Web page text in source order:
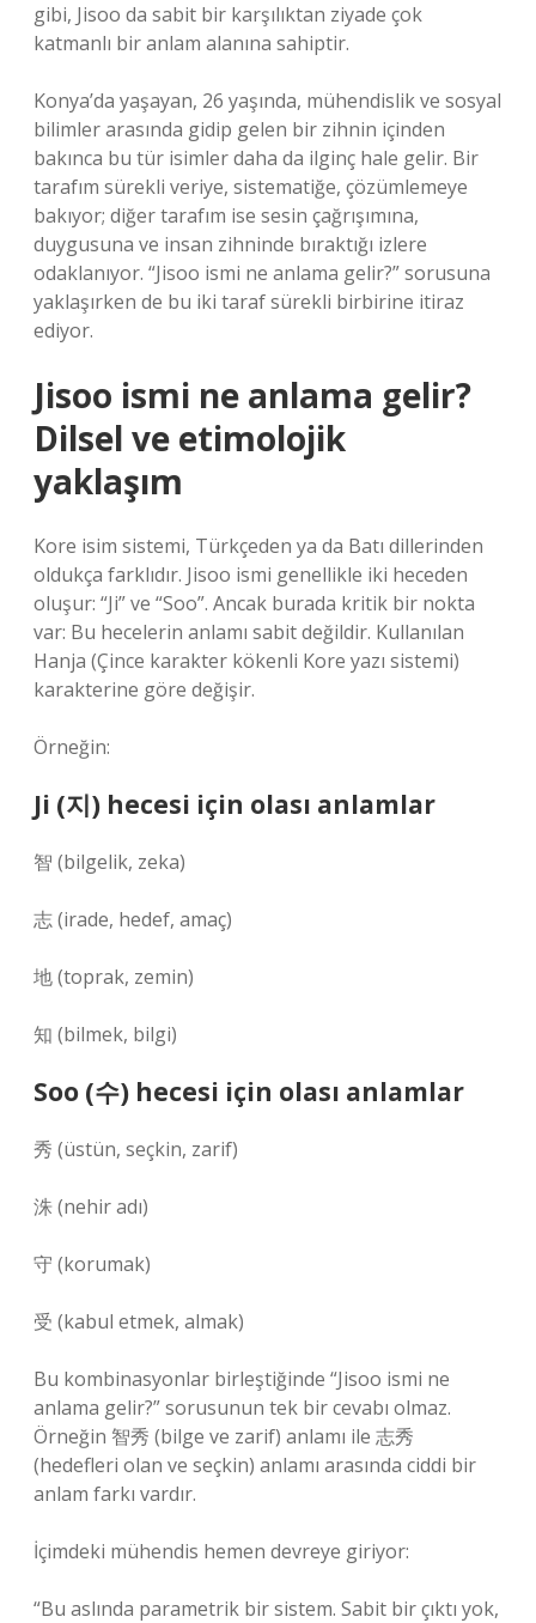
gibi, Jisoo da sabit bir karşılıktan ziyade çok
katmanlı bir anlam alanına sahiptir.
Konya’da yaşayan, 26 yaşında, mühendislik ve sosyal
bilimler arasında gidip gelen bir zihnin içinden
bakınca bu tür isimler daha da ilginç hale gelir. Bir
tarafım sürekli veriye, sistematiğe, çözümlemeye
bakıyor; diğer tarafım ise sesin çağrışımına,
duygusuna ve insan zihninde bıraktığı izlere
odaklanıyor. “Jisoo ismi ne anlama gelir?” sorusuna
yaklaşırken de bu iki taraf sürekli birbirine itiraz
ediyor.
Jisoo ismi ne anlama gelir?
Dilsel ve etimolojik
yaklaşım
Kore isim sistemi, Türkçeden ya da Batı dillerinden
oldukça farklıdır. Jisoo ismi genellikle iki heceden
oluşur: “Ji” ve “Soo”. Ancak burada kritik bir nokta
var: Bu hecelerin anlamı sabit değildir. Kullanılan
Hanja (Çince karakter kökenli Kore yazı sistemi)
karakterine göre değişir.
Örneğin:
Ji (지) hecesi için olası anlamlar
智 (bilgelik, zeka)
志 (irade, hedef, amaç)
地 (toprak, zemin)
知 (bilmek, bilgi)
Soo (수) hecesi için olası anlamlar
秀 (üstün, seçkin, zarif)
洙 (nehir adı)
守 (korumak)
受 (kabul etmek, almak)
Bu kombinasyonlar birleştiğinde “Jisoo ismi ne
anlama gelir?” sorusunun tek bir cevabı olmaz.
Örneğin 智秀 (bilge ve zarif) anlamı ile 志秀
(hedefleri olan ve seçkin) anlamı arasında ciddi bir
anlam farkı vardır.
İçimdeki mühendis hemen devreye giriyor:
“Bu aslında parametrik bir sistem. Sabit bir çıktı yok,